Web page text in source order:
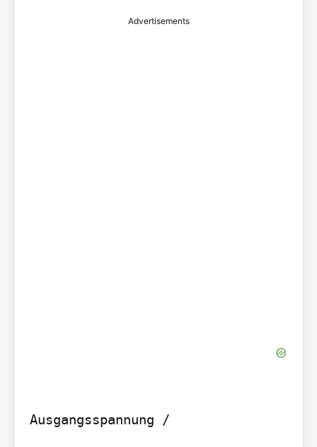
Advertisements
Ausgangsspannung /